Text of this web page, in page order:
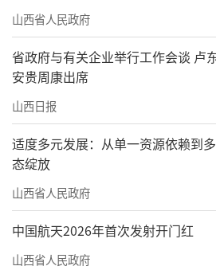
山西省人民政府
省政府与有关企业举行工作会谈 卢
安贵周康出席
山西日报
适度多元发展：从单一资源依赖到
态绽放
山西省人民政府
中国航天2026年首次发射开门红
山西省人民政府